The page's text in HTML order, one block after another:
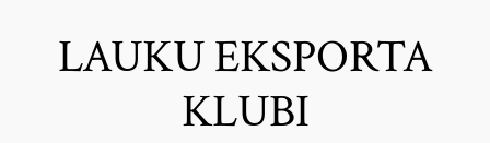
LAUKU EKSPORTA
KLUBI